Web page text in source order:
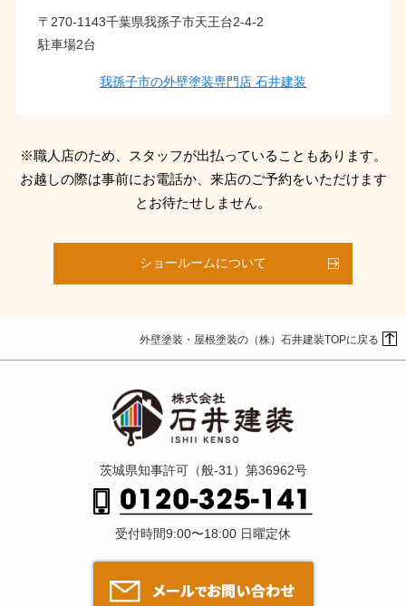
〒270-1143千葉県我孫子市天王台2-4-2
駐車場2台
我孫子市の外壁塗装専門店 石井建装
※職人店のため、スタッフが出払っていることもあります。
お越しの際は事前にお電話か、来店のご予約をいただけます
とお待たせしません。
ショールームについて
外壁塗装・屋根塗装の（株）石井建装TOPに戻る
茨城県知事許可（般-31）第36962号
受付時間9:00〜18:00 日曜定休